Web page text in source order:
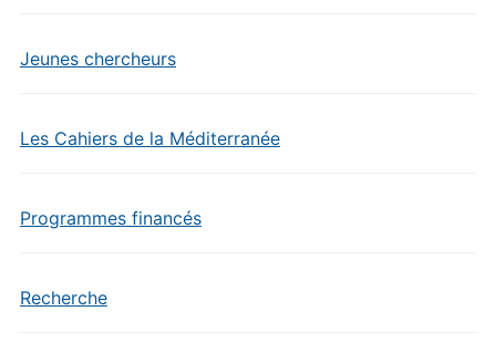
Jeunes chercheurs
Les Cahiers de la Méditerranée
Programmes financés
Recherche